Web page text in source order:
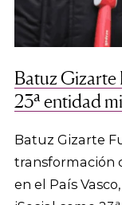
Batuz Gizarte
23ª entidad
Batuz Gizarte
transformación
en el País